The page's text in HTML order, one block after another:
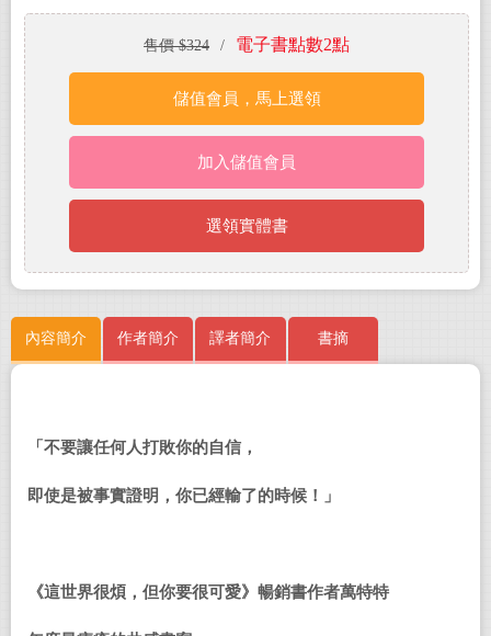
售價 $324 / 電子書點數2點
儲值會員，馬上選領
加入儲值會員
選領實體書
內容簡介 作者簡介 譯者簡介 書摘
「不要讓任何人打敗你的自信，
即使是被事實證明，你已經輸了的時候！」
《這世界很煩，但你要很可愛》暢銷書作者萬特特